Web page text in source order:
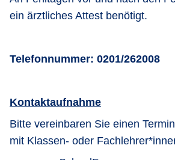
ein ärztliches Attest benötigt.
Telefonnummer: 0201/262008
Kontaktaufnahme
Bitte vereinbaren Sie einen
mit Klassen- oder